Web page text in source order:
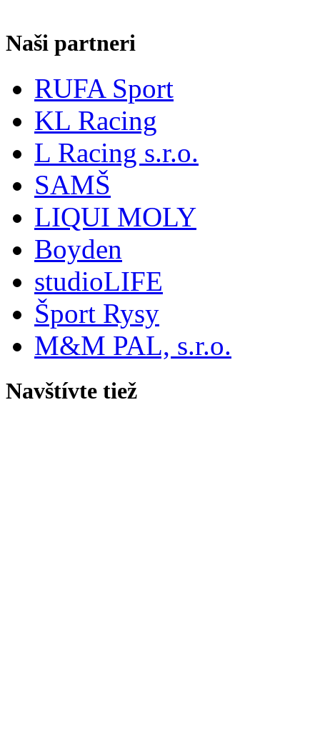
Naši partneri
RUFA Sport
KL Racing
L Racing s.r.o.
SAMŠ
LIQUI MOLY
Boyden
studioLIFE
Šport Rysy
M&M PAL, s.r.o.
Navštívte tiež